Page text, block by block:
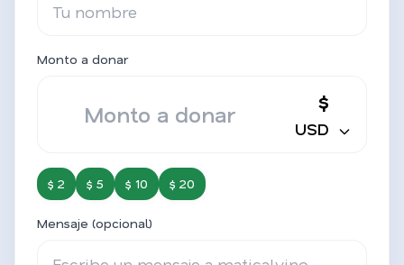
Monto a donar
$
USD
$ 2 $ 5 $ 10 $ 20
Mensaje (opcional)